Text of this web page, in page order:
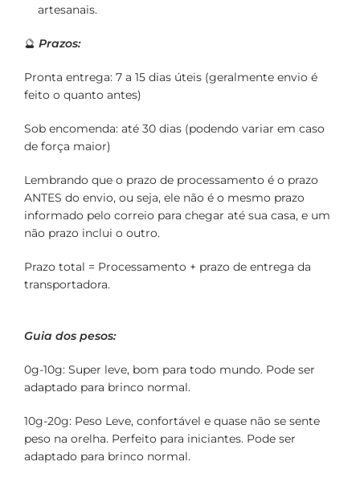
artesanais.
🔮 Prazos:
Pronta entrega: 7 a 15 dias úteis (geralmente envio é
feito o quanto antes)
Sob encomenda: até 30 dias (podendo variar em caso
de força maior)
Lembrando que o prazo de processamento é o prazo
ANTES do envio, ou seja, ele não é o mesmo prazo
informado pelo correio para chegar até sua casa, e um
não prazo inclui o outro.
Prazo total = Processamento + prazo de entrega da
transportadora.
Guia dos pesos:
0g-10g: Super leve, bom para todo mundo. Pode ser
adaptado para brinco normal.
10g-20g: Peso Leve, confortável e quase não se sente
peso na orelha. Perfeito para iniciantes. Pode ser
adaptado para brinco normal.